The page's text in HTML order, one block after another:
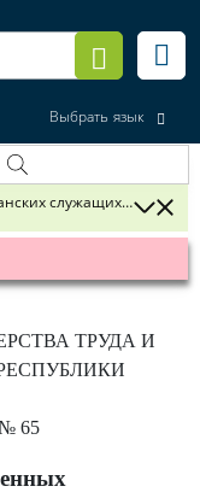
Выбрать язык
служащих систем
ТРУДА И
65